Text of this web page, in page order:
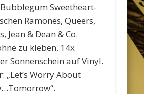
Sweetheart-
Ramones, Queers,
Jean & Dean & Co.
zu kleben. 14x
Sonnenschein auf Vinyl.
„Let’s Worry About